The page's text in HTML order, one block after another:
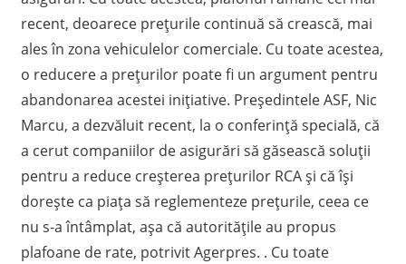
recent, deoarece prețurile continuă să crească, mai
ales în zona vehiculelor comerciale. Cu toate acestea,
o reducere a prețurilor poate fi un argument pentru
abandonarea acestei inițiative. Președintele ASF, Nic
Marcu, a dezvăluit recent, la o conferință specială, că
a cerut companiilor de asigurări să găsească soluții
pentru a reduce creșterea prețurilor RCA și că își
dorește ca piața să reglementeze prețurile, ceea ce
nu s-a întâmplat, așa că autoritățile au propus
plafoane de rate, potrivit Agerpres. . Cu toate